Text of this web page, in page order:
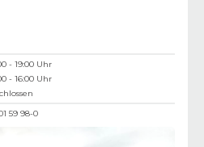
- 19:00 Uhr
- 16:00 Uhr
59 98-0